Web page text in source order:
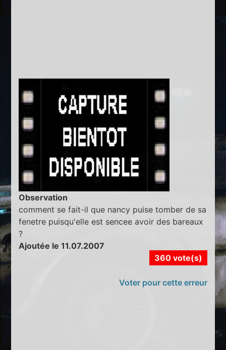
Observation
comment se fait-il que nancy puise tomber de sa
fenetre puisqu'elle est sencee avoir des bareaux
?
Ajoutée le 11.07.2007
360 vote(s)
Voter pour cette erreur